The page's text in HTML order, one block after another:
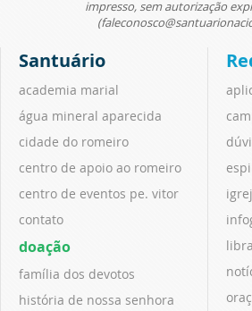
impresso, sem autorização
Santuário
academia marial
água mineral aparecida
cidade do romeiro
centro de apoio ao romeiro
centro de eventos pe. vitor
contato
doação
família dos devotos
história de nossa senhora